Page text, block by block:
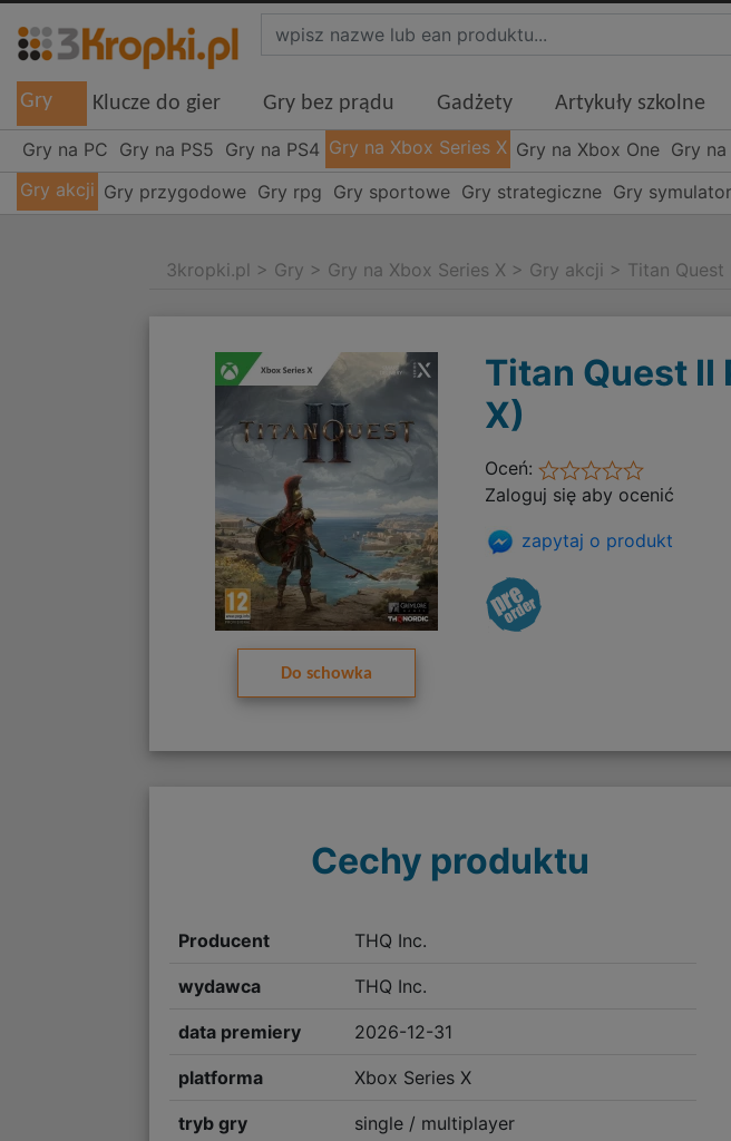
Gry Klucze do gier Gry bez prądu Gadżety Artykuły szkolne
Gry na PC Gry na PS5 Gry na PS4 Gry na Xbox Series X Gry na Xbox One Gry
Gry akcji Gry przygodowe Gry rpg Gry sportowe Gry strategiczne Gry
3kropki.pl > Gry > Gry na Xbox Series X > Gry akcji > Titan Quest
Do schowka
Titan Quest II
X)
Oceń:
Zaloguj się aby ocenić
zapytaj o produkt
Cechy produktu
Producent THQ Inc.
wydawca THQ Inc.
data premiery 2026-12-31
platforma Xbox Series X
tryb gry single / multiplayer